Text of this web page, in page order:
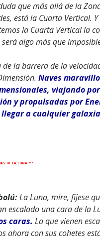
que más allá de la
está la Cuarta Vertical.
la Cuarta Vertical la
será algo más que
de la barrera de la
Naves
viajando
y propulsadas por
a cualquier
DE LA LUNA •••
La Luna, mire, fíjese
escalado una cara de la
caras. La que vienen
ahora con sus cohetes